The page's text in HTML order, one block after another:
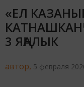
«ЕЛ
3 ЯҢАЛЫК
автор, 5 февраля